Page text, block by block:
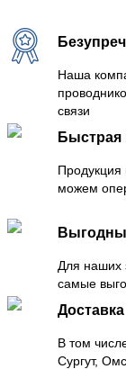
Наша
связи
Быстрая
Продукция
можем
Для наших
самые
В том
Сургут,